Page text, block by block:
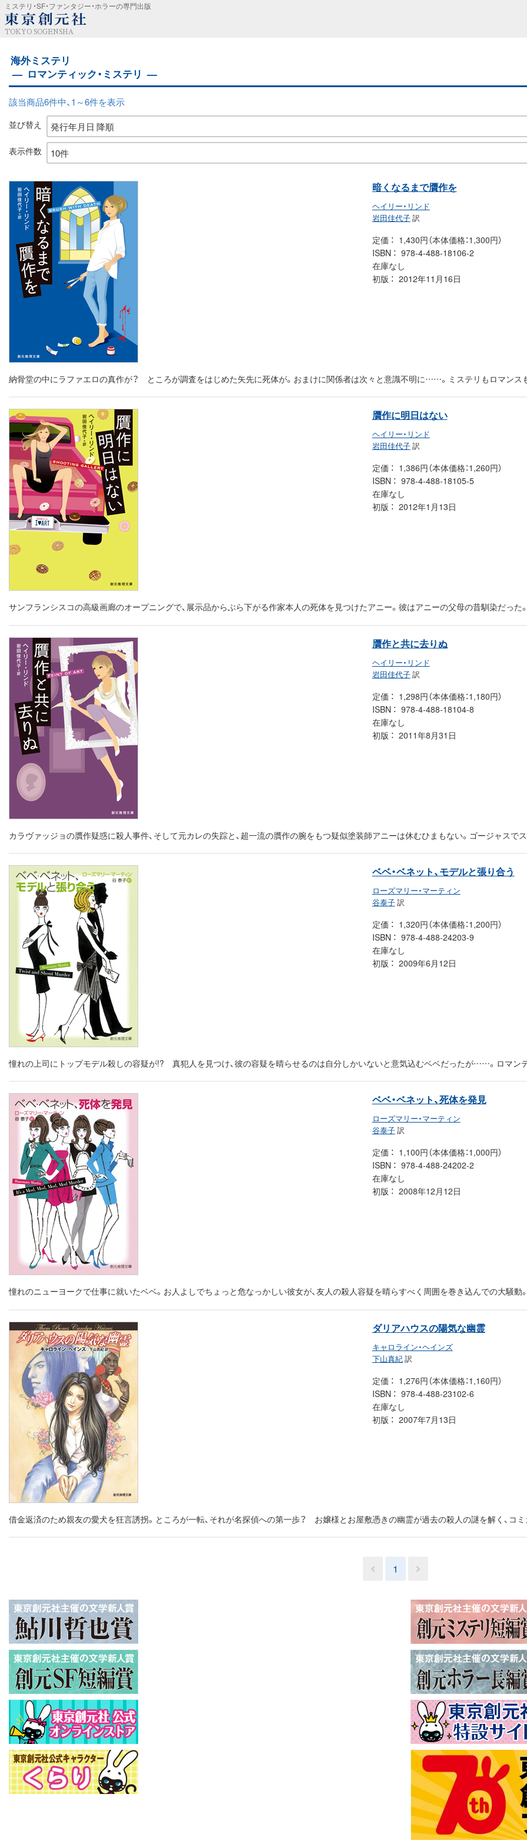
ミステリ・SF・ファンタジー・ホラーの専門出版
TOKYO SOGENSHA
海外ミステリ
ロマンティック・ミステリ
該当商品6件中、1～6件を表示
並び替え
表示件数
暗くなるまで贋作を
ヘイリー・リンド
岩田佳代子訳
定価
1,430円（本体価格：1,300円）
ISBN
978-4-488-18106-2
在庫なし
初版
2012年11月16日
納骨堂の中にラファエロの真作が？ ところが調査をはじめた矢先に死体が。おまけに関係者は次々と意識不明に……。ミステリもロマンス
贋作に明日はない
ヘイリー・リンド
岩田佳代子訳
定価
1,386円（本体価格：1,260円）
ISBN
978-4-488-18105-5
在庫なし
初版
2012年1月13日
サンフランシスコの高級画廊のオープニングで、展示品からぶら下がる作家本人の死体を見つけたアニー。彼はアニーの父母の昔馴染だった
贋作と共に去りぬ
ヘイリー・リンド
岩田佳代子訳
定価
1,298円（本体価格：1,180円）
ISBN
978-4-488-18104-8
在庫なし
初版
2011年8月31日
カラヴァッジョの贋作疑惑に殺人事件、そして元カレの失踪と、超一流の贋作の腕をもつ疑似塗装師アニーは休むひまもない。ゴージャスで
ベベ・ベネット、モデルと張り合う
ローズマリー・マーティン
谷泰子訳
定価
1,320円（本体価格：1,200円）
ISBN
978-4-488-24203-9
在庫なし
初版
2009年6月12日
憧れの上司にトップモデル殺しの容疑が!? 真犯人を見つけ、彼の容疑を晴らせるのは自分しかいないと意気込むベベだったが……。ロマン
ベベ・ベネット、死体を発見
ローズマリー・マーティン
谷泰子訳
定価
1,100円（本体価格：1,000円）
ISBN
978-4-488-24202-2
在庫なし
初版
2008年12月12日
憧れのニューヨークで仕事に就いたベベ。お人よしでちょっと危なっかしい彼女が、友人の殺人容疑を晴らすべく周囲を巻き込んでの大騒動
ダリアハウスの陽気な幽霊
キャロライン・ヘインズ
下山真紀訳
定価
1,276円（本体価格：1,160円）
ISBN
978-4-488-23102-6
在庫なし
初版
2007年7月13日
借金返済のため親友の愛犬を狂言誘拐。ところが一転、それが名探偵への第一歩？ お嬢様とお屋敷憑きの幽霊が過去の殺人の謎を解く、コミ
1